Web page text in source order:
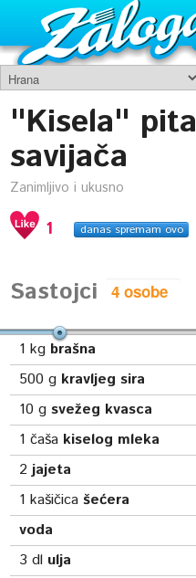
"Kisela" pita
savijača
Zanimljivo i ukusno
1 danas spremam ovo
Sastojci
1 kg brašna
500 g kravljeg sira
10 gsvežeg kvasca
1 čaša kiselog mleka
2 jajeta
1 kašičicašećera
voda
3 dl ulja